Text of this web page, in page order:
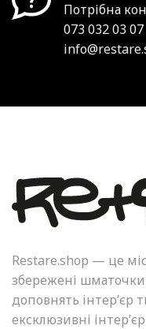
Потрібна
073 032 03 07
Restare.shop — це
збережені шматочки
доповнять інтер’єр
ексклюзивні